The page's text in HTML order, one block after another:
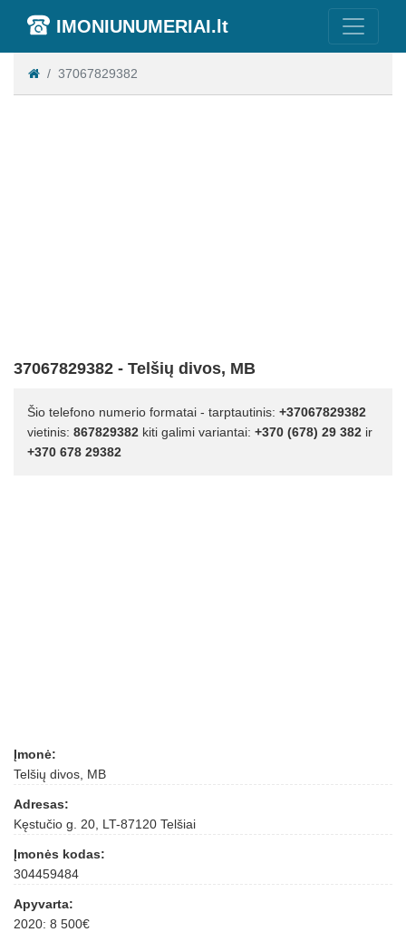
IMONIUNUMERIAI.lt
37067829382
37067829382 - Telšių divos, MB
Šio telefono numerio formatai - tarptautinis: +37067829382
vietinis: 867829382 kiti galimi variantai: +370 (678) 29 382 ir
+370 678 29382
Įmonė:
Telšių divos, MB
Adresas:
Kęstučio g. 20, LT-87120 Telšiai
Įmonės kodas:
304459484
Apyvarta:
2020: 8 500€